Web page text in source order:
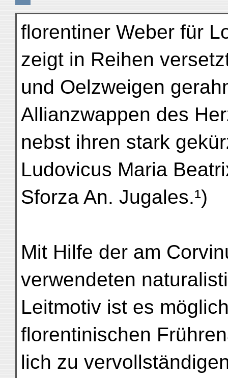
florentiner Weber für
zeigt in Reihen
und Oelzweigen
Allianzwappen des
nebst ihren stark
Ludovicus Maria
Sforza An. Jugales.¹)
Mit Hilfe der am
verwendeten
Leitmotiv ist es
florentinischen
lich zu